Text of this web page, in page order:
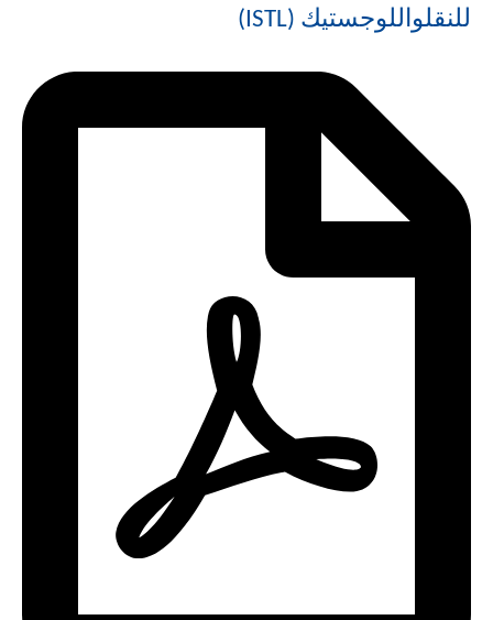
للنقلواللوجستيك (ISTL)